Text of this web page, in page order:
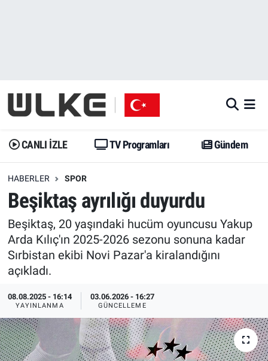
CANLI İZLE TV Programları Gündem
HABERLER SPOR
Beşiktaş ayrılığı duyurdu
Beşiktaş, 20 yaşındaki hucüm oyuncusu Yakup
Arda Kılıç'ın 2025-2026 sezonu sonuna kadar
Sırbistan ekibi Novi Pazar'a kiralandığını
açıkladı.
08.08.2025 - 16:14
YAYINLANMA
03.06.2026 - 16:27
GÜNCELLEME
Gündem
Dünya
Erişim Bilgileri
Ekonomi
Trend
Özel Haberler
Yazarlar
Gündem
Trend
Erişim Bilgileri
Spor
Ekonomi
Medya
Özel Haberler
İstanbul Namaz Vakitleri
Trafik Durumu
Erişim Bilgileri
Tüm Manşetler
Son Dakika Haberleri
Haber Arşivi